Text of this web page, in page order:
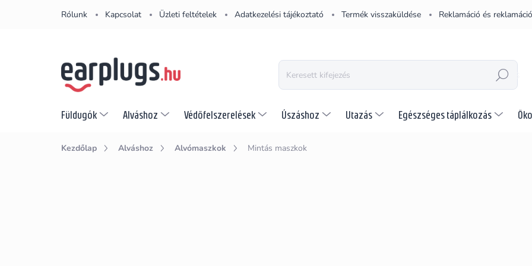
Rólunk Kapcsolat Üzleti feltételek Adatkezelési tájékoztató Termék visszaküldése Reklamáció és
KERESÉS
Füldugók Alváshoz Védőfelszerelések Úszáshoz Utazás Egészséges táplálkozás
Kezdőlap Alváshoz Alvómaszkok Mintás maszkok